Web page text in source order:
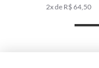
2x de R$ 64,50